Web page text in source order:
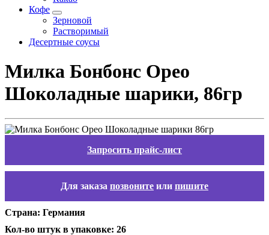
Кофе
Зерновой
Растворимый
Десертные соусы
Милка Бонбонс Орео
Шоколадные шарики, 86гр
Запросить прайс-лист
Для заказа позвоните или пишите
Страна: Германия
Кол-во штук в упаковке: 26